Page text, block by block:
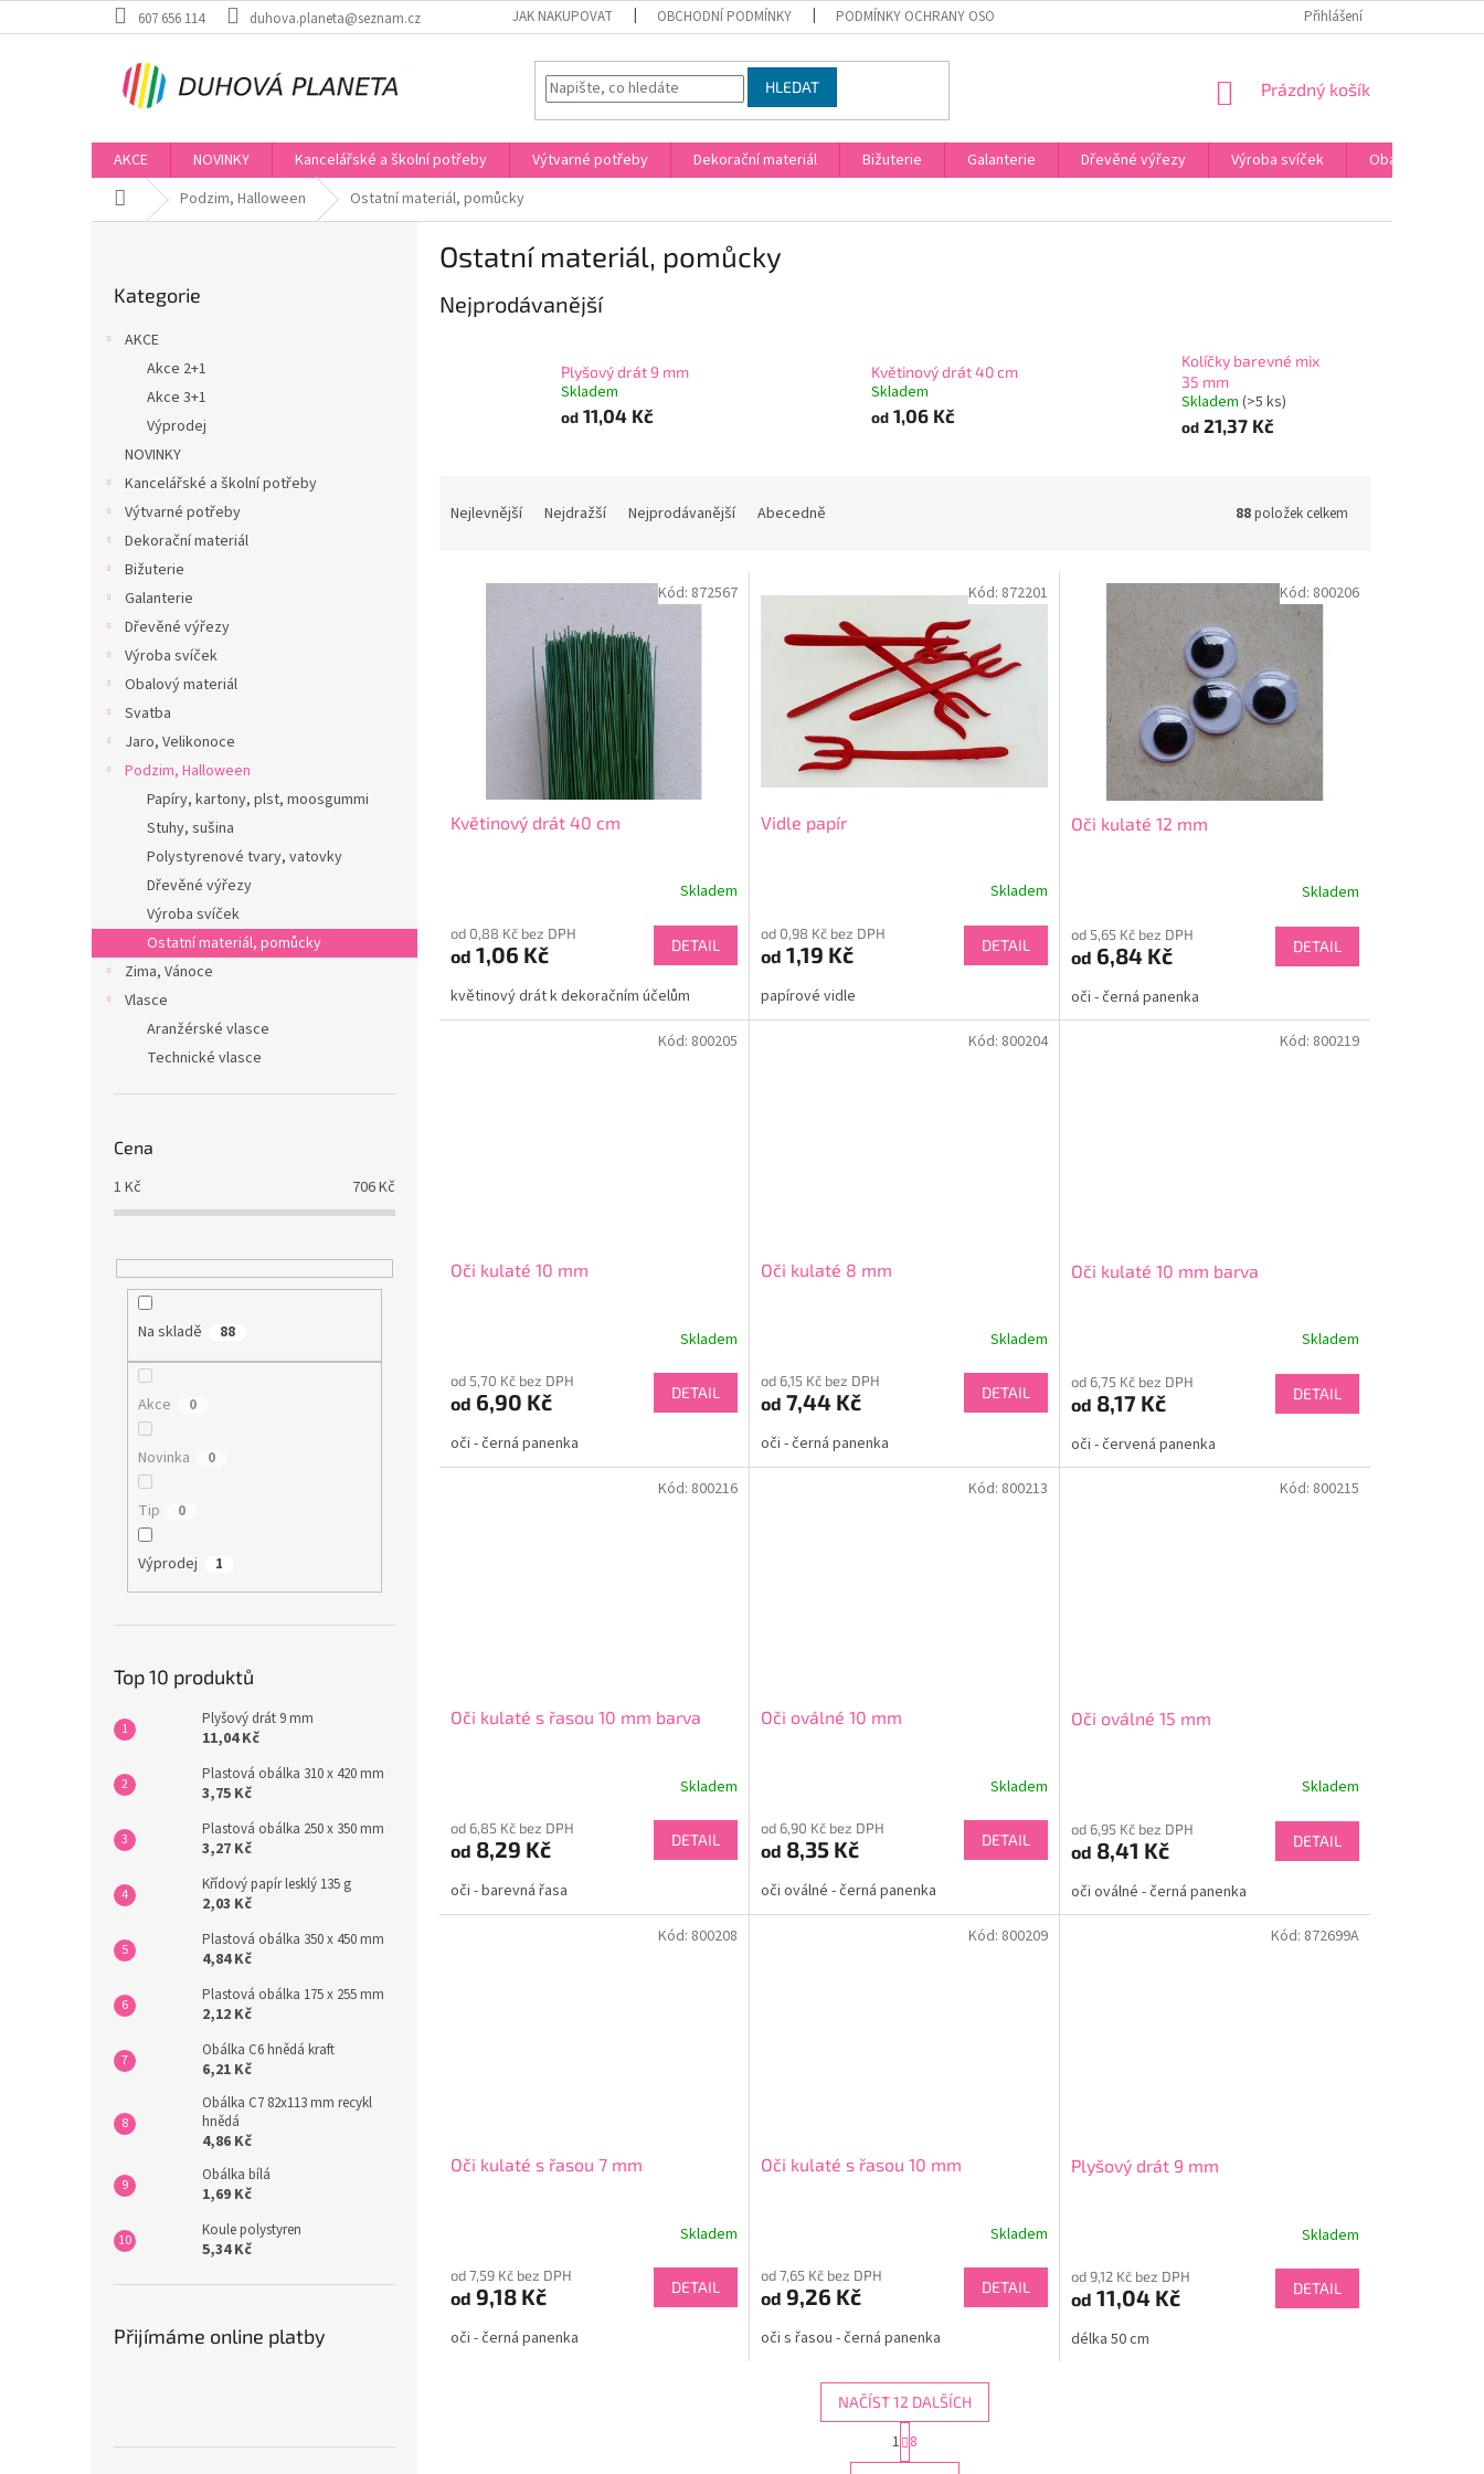
na
607 656 114 duhova.planeta@seznam.cz JAK NAKUPOVAT OBCHODNÍ PODMÍNKY PODMÍNKY OCHRANY OSOBNÍCH ÚDAJŮ UPLATNĚNÍ REKLAMACE
Přihlášení
HLEDAT
NÁKUPNÍ
Prázdný košík
AKCE NOVINKY Kancelářské a školní potřeby Výtvarné potřeby Dekorační materiál Bižuterie Galanterie Dřevěné výřezy Výroba svíček
Obalový materiál
Domů Podzim, Halloween Ostatní materiál, pomůcky
kategorie
Kategorie
AKCE
Akce 2+1
Akce 3+1
Výprodej
NOVINKY
Kancelářské a školní potřeby
Výtvarné potřeby
Dekorační materiál
Bižuterie
Galanterie
Dřevěné výřezy
Výroba svíček
Obalový materiál
Svatba
Jaro, Velikonoce
Podzim, Halloween
Papíry, kartony, plst, moosgummi
Stuhy, sušina
Polystyrenové tvary, vatovky
Dřevěné výřezy
Výroba svíček
Ostatní materiál, pomůcky
Zima, Vánoce
Vlasce
Aranžérské vlasce
Technické vlasce
Cena
1 Kč 706Kč
Na skladě 88
Akce 0
Novinka 0
Tip 0
Výprodej 1
Top 10 produktů
Plyšový drát 9 mm
11,04 Kč
Plastová obálka 310 x 420 mm
3,75 Kč
Plastová obálka 250 x 350 mm
3,27 Kč
Křídový papír lesklý 135 g
2,03 Kč
Plastová obálka 350 x 450 mm
4,84 Kč
Plastová obálka 175 x 255 mm
2,12 Kč
Obálka C6 hnědá kraft
6,21 Kč
Obálka C7 82x113 mm recykl
hnědá
4,86 Kč
Obálka bílá
1,69 Kč
Koule polystyren
5,34 Kč
Přijímáme online platby
Ostatní materiál, pomůcky
Nejprodávanější
Plyšový drát 9 mm
Skladem
od 11,04 Kč
Květinový drát 40 cm
Skladem
od1,06 Kč
Kolíčky barevné mix
35 mm
Skladem (>5 ks)
od21,37 Kč
Nejlevnější Nejdražší Nejprodávanější Abecedně 88položek celkem
Květinový drát 40 cm
Skladem
od 0,88 Kč bez DPH
od 1,06 Kč DETAIL
květinový drát k dekoračním účelům
Kód: 872567
Vidle papír
Skladem
od 0,98 Kč bez DPH
od 1,19 Kč DETAIL
papírové vidle
Kód: 872201
Oči kulaté 12 mm
Skladem
od 5,65 Kč bez DPH
od 6,84 Kč DETAIL
oči - černá panenka
Kód: 800206
Oči kulaté 10 mm
Skladem
od 5,70 Kč bez DPH
od 6,90 Kč DETAIL
oči - černá panenka
Kód: 800205
Oči kulaté 8 mm
Skladem
od 6,15 Kč bez DPH
od 7,44 Kč DETAIL
oči - černá panenka
Kód: 800204
Oči kulaté 10 mm barva
Skladem
od 6,75 Kč bez DPH
od 8,17 Kč DETAIL
oči - červená panenka
Kód: 800219
Oči kulaté s řasou 10 mm barva
Skladem
od 6,85 Kč bez DPH
od 8,29 Kč DETAIL
oči - barevná řasa
Kód: 800216
Oči oválné 10 mm
Skladem
od 6,90 Kč bez DPH
od 8,35 Kč DETAIL
oči oválné - černá panenka
Kód: 800213
Oči oválné 15 mm
Skladem
od 6,95 Kč bez DPH
od 8,41 Kč DETAIL
oči oválné - černá panenka
Kód: 800215
Oči kulaté s řasou 7 mm
Skladem
od 7,59 Kč bez DPH
od 9,18 Kč DETAIL
oči - černá panenka
Kód: 800208
Oči kulaté s řasou 10 mm
Skladem
od 7,65 Kč bez DPH
od 9,26 Kč DETAIL
oči s řasou - černá panenka
Kód: 800209
Plyšový drát 9 mm
Skladem
od 9,12 Kč bez DPH
od 11,04 Kč DETAIL
délka 50 cm
Kód: 872699A
O
NAČÍST 12 DALŠÍCH
t
r
1 8